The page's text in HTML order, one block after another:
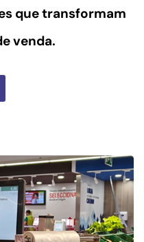
que transformam
venda.